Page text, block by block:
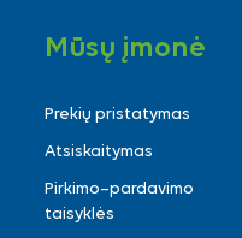
Mūsų įmonė
Prekių pristatymas
Atsiskaitymas
Pirkimo–pardavimo
taisyklės